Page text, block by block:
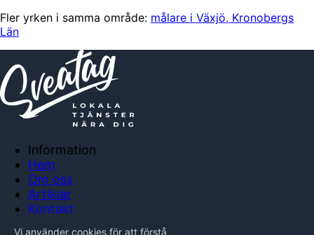
Fler yrken i samma område: målare i Växjö, Kronobergs
Län
Information
Hem
Om oss
Artiklar
Kontakt
Vi använder cookies för att förstå